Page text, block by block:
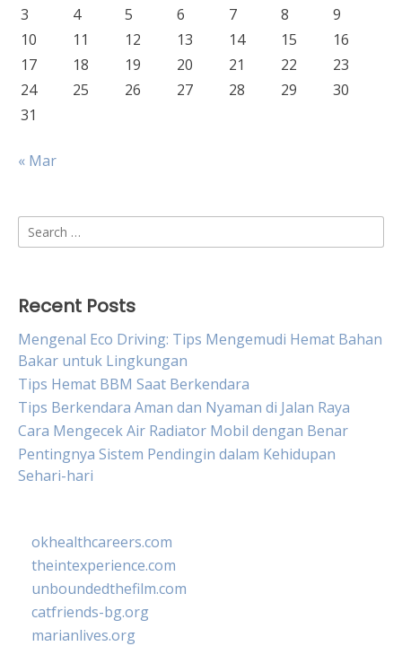
3 4 5 6 7 8
9
10
11 12 13 14 15
16
17
18 19 20 21 22
23
24
25 26 27 28 29
30
31
« Mar
Search
for:
Recent Posts
Mengenal Eco Driving: Tips Mengemudi Hemat Bahan
Bakar untuk Lingkungan
Tips Hemat BBM Saat Berkendara
Tips Berkendara Aman dan Nyaman di Jalan Raya
Cara Mengecek Air Radiator Mobil dengan Benar
Pentingnya Sistem Pendingin dalam Kehidupan
Sehari-hari
okhealthcareers.com
theintexperience.com
unboundedthefilm.com
catfriends-bg.org
marianlives.org